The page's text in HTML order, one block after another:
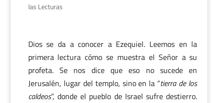
las Lecturas
Dios se da a conocer a Ezequiel. Leemos en la
primera lectura cómo se muestra el Señor a su
profeta. Se nos dice que eso no sucede en
Jerusalén, lugar del templo, sino en la “tierra de los
caldeos”, donde el pueblo de Israel sufre destierro.